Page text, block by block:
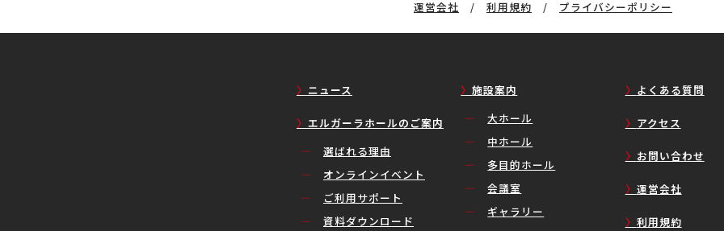
運営会社 / 利用規約 / プライバシーポリシー
ニュース
エルガーラホールのご案内
選ばれる理由
オンラインイベント
ご利用サポート
資料ダウンロード
施設案内
大ホール
中ホール
多目的ホール
会議室
ギャラリー
よくある質問
アクセス
お問い合わせ
運営会社
利用規約